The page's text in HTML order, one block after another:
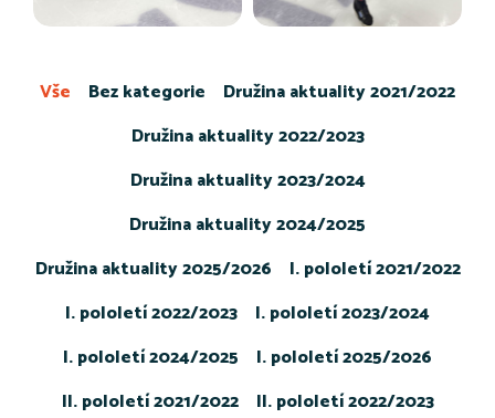
Bez kategorie
Družina aktuality 2021/2022
Družina aktuality 2022/2023
Družina aktuality 2023/2024
Družina aktuality 2024/2025
Družina aktuality 2025/2026
I. pololetí 2021/2022
I. pololetí 2022/2023
I. pololetí 2023/2024
I. pololetí 2024/2025
I. pololetí 2025/2026
II. pololetí 2021/2022
II. pololetí 2022/2023
Vše